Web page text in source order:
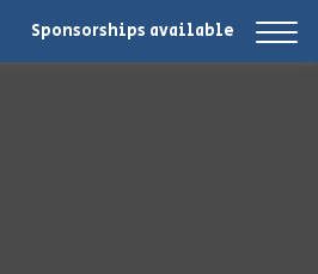
Sponsorships available